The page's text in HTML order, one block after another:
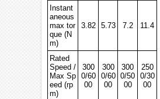
Instant
aneous
max tor
que (N
m)
3.82 5.73 7.2 11.4
Rated
Speed /
Max Sp
eed (rp
m)
300
0/60
00
300
0/60
00
300
0/50
00
250
0/30
00